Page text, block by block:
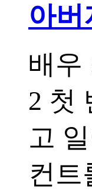
아
배우
2 첫
고
컨